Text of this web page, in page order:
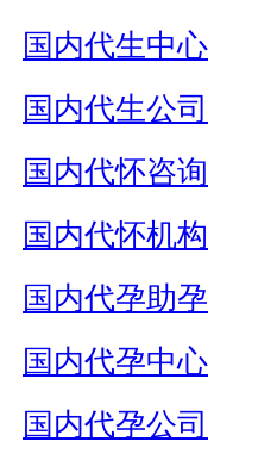
国内代生中心
国内代生公司
国内代怀咨询
国内代怀机构
国内代孕助孕
国内代孕中心
国内代孕公司